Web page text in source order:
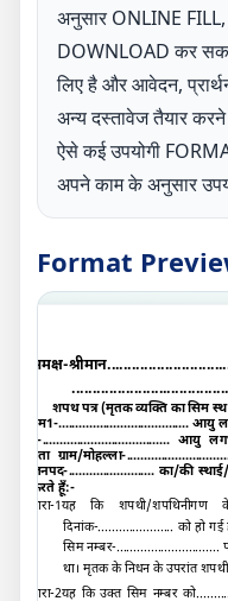
अनुसार ONLINE
DOWNLOAD कर
लिए है और आवेदन,
अन्य दस्तावेज तैयार
ऐसे कई उपयोगी
अपने काम के अनुसार
Format Preview
समक्ष-
शपथ पत्र (मृतक व्यक्ति का सिम
हम1-...................................... आयु
2-..................................... आयु
पता ग्राम/मोहल्ला-
जनपद-......................... का/की
करते हूँ:-
धारा-1यह कि शपथी/शपथिनीगण
दिनांक-...................... को हो
सिम नम्बर-..............................
था। मृतक के निधन के उपरांत
धारा-2यह किउक्त सिम नम्बर